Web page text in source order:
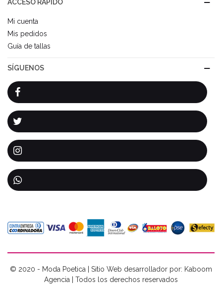
ACCESO RÁPIDO
Mi cuenta
Mis pedidos
Guía de tallas
SÍGUENOS
© 2020 - Moda Poetica | Sitio Web desarrollador por: Kaboom
Agencia | Todos los derechos reservados